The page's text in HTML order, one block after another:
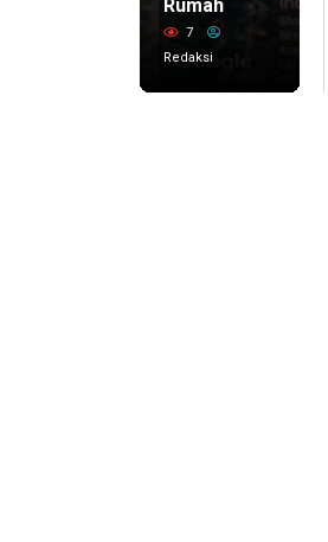
Rumah
7
Redaksi